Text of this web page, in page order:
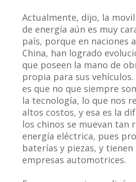
Actualmente, dijo, la
de energía aún es muy
país, porque en naciones
China, han logrado
que poseen la mano de
propia para sus
es que no que siempre
la tecnología, lo que nos
altos costos, y esa es la
los chinos se muevan tan
energía eléctrica, pues
baterías y piezas, y tienen
empresas automotrices.